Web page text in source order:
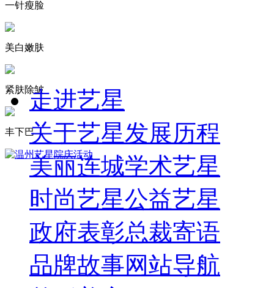
一针瘦脸
美白嫩肤
紧肤除皱
丰下巴
走进艺星
关于艺星发展历程
美丽连城学术艺星
时尚艺星公益艺星
政府表彰总裁寄语
品牌故事网站导航